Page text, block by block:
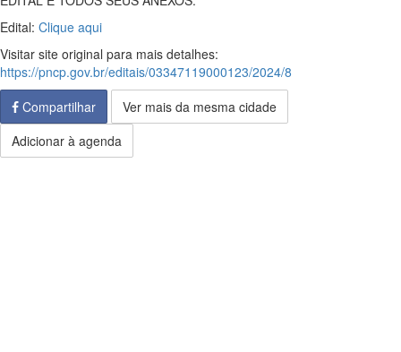
Edital: Clique aqui
Visitar site original para mais detalhes:
https://pncp.gov.br/editais/03347119000123/2024/8
Compartilhar
Ver mais da mesma cidade
Adicionar à agenda